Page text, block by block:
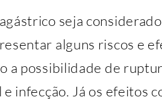
seja
alguns riscos e
a possibilidade de
infecção. Já os efeitos